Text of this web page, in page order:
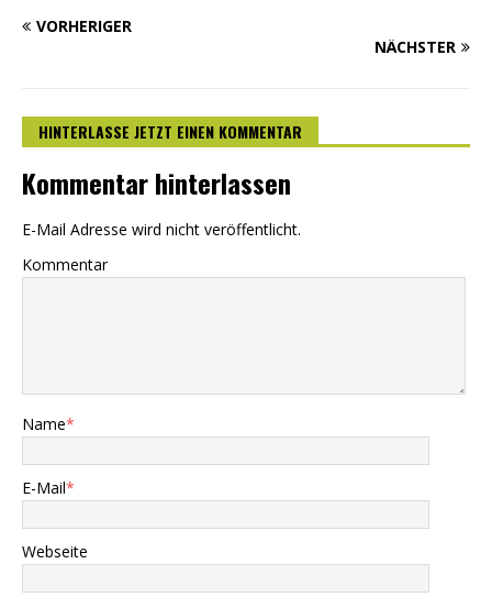
VORHERIGER
NÄCHSTER
HINTERLASSE JETZT EINEN KOMMENTAR
Kommentar hinterlassen
E-Mail Adresse wird nicht veröffentlicht.
Kommentar
Name*
E-Mail*
Webseite